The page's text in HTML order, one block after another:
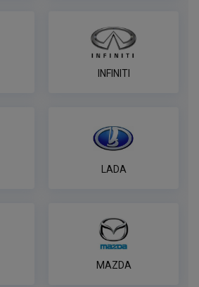
к фаркопу PROTECCSS с
согласования Smart connect
INFINITI
LADA
MAZDA